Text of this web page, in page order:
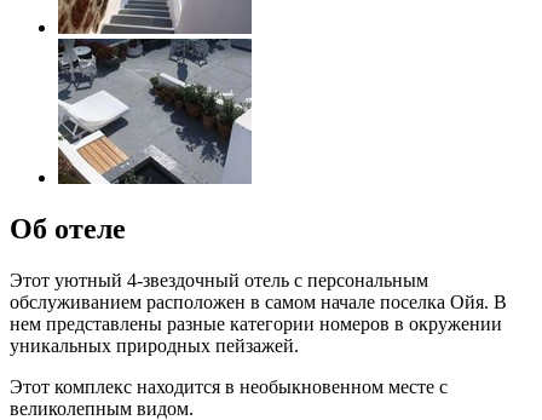
Об отеле
Этот уютный 4-звездочный отель с персональным
обслуживанием расположен в самом начале поселка Ойя. В
нем представлены разные категории номеров в окружении
уникальных природных пейзажей.
Этот комплекс находится в необыкновенном месте с
великолепным видом.